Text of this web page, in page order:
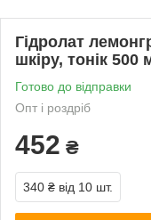
Гідролат
шкіру, тонік
Готово до відправки
Опт і роздріб
452 ₴
340 ₴ від 10 шт.